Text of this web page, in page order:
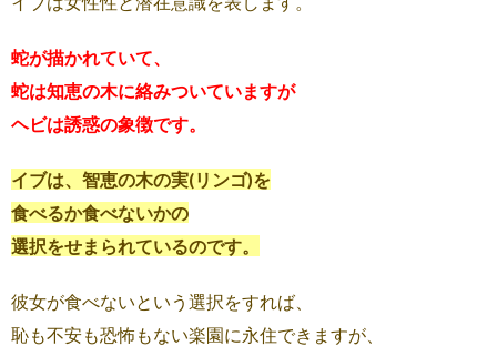
蛇が描かれていて、
蛇は知恵の木に絡みついていますが
ヘビは誘惑の象徴です。
イブは、智恵の木の実(リンゴ)を
食べるか食べないかの
選択をせまられているのです。
彼女が食べないという選択をすれば、
恥も不安も恐怖もない楽園に永住できますが、